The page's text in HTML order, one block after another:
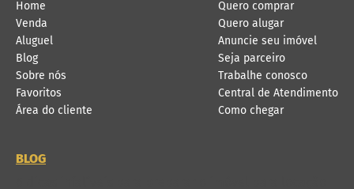
Home
Venda
Aluguel
Blog
Sobre nós
Favoritos
Área do cliente
Quero comprar
Quero alugar
Anuncie seu imóvel
Seja parceiro
Trabalhe conosco
Central de Atendimento
Como chegar
BLOG